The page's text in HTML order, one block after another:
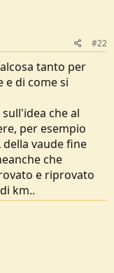
#22
tanto per
e di come si
che al
per esempio
vaude fine
che
e riprovato
km..